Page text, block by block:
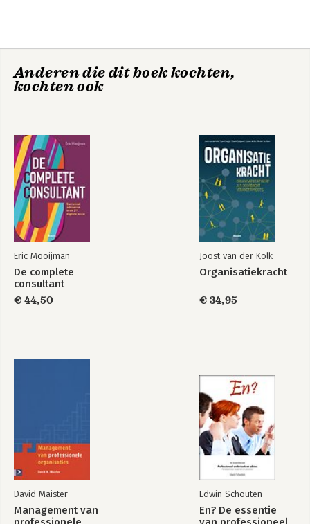
Anderen die dit boek kochten,
kochten ook
Eric Mooijman
De complete
consultant
€ 44,50
Joost van der Kolk
Organisatiekracht
€ 34,95
David Maister
Management van
Edwin Schouten
En? De essentie